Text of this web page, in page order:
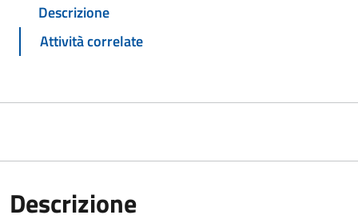
Descrizione
Attività correlate
Descrizione